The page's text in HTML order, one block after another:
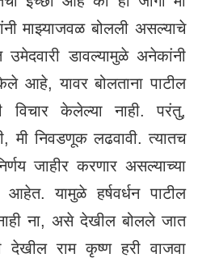
माझ्याजवळ बोलली असल्याचे
डावल्यामुळे अनेकांनी
आहे, यावर बोलताना पाटील
विचार केलेल्या नाही. परंतु,
मी निवडणूक लढवावी. त्यातच
जाहीर करणार असल्याच्या
आहेत. यामुळे हर्षवर्धन पाटील
ना, असे देखील बोलले जात
देखील राम कृष्ण हरी वाजवा